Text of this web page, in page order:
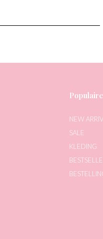
NEW
SALE
KLEDING